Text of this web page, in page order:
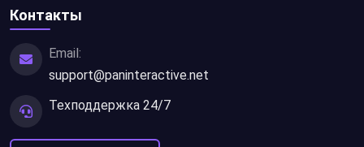
Контакты
Email:
support@paninteractive.net
Техподдержка 24/7